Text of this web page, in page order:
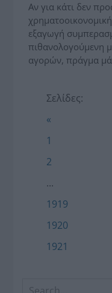
Αν για κάτι δεν
εξαγωγή
πιθανολογούμενη
αγορών, πράγμα
Σελίδες:
«
1
2
...
1919
1920
1921